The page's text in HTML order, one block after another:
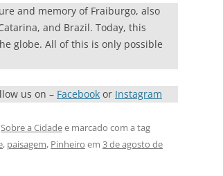
and memory of Fraiburgo, also
and Brazil. Today, this
globe. All of this is only possible
us on – Facebook or Instagram
Sobre a Cidadee marcado com a tag
, paisagem, Pinheiro em 3 de agosto de